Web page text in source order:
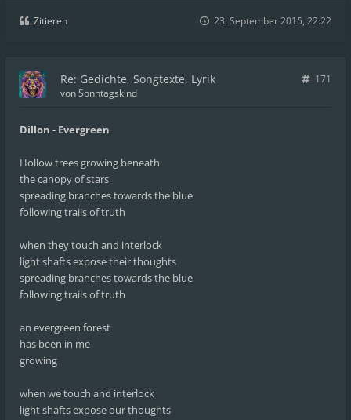
Zitieren 23. September 2015, 22:22
Re: Gedichte, Songtexte, Lyrik
171
vonSonntagskind
Dillon - Evergreen
Hollow trees growing beneath
the canopy of stars
spreading branches towards the blue
following trails of truth
when they touch and interlock
light shafts expose their thoughts
spreading branches towards the blue
following trails of truth
an evergreen forest
has been in me
growing
when we touch and interlock
light shafts expose our thoughts